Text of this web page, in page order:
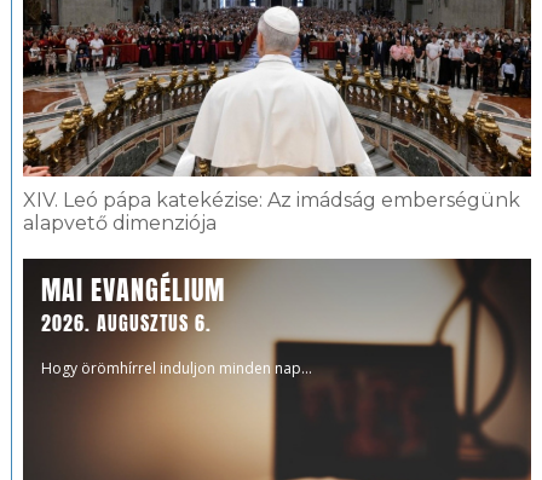
XIV. Leó pápa katekézise: Az imádság emberségünk
alapvető dimenziója
MAI EVANGÉLIUM
2026. AUGUSZTUS 6.
Hogy örömhírrel induljon minden nap...